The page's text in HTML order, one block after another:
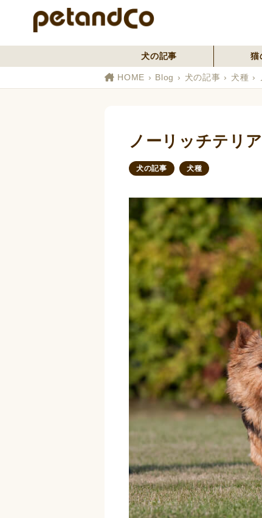
犬の記事 猫
HOME Blog 犬の記事 犬種
ノーリッチテリ
犬の記事 犬種